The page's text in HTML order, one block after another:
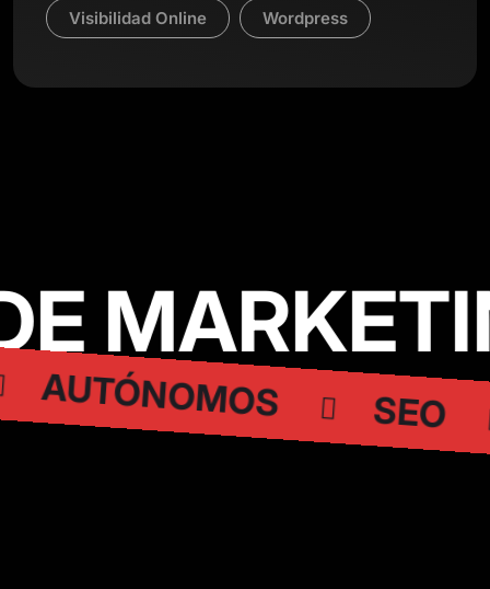
Visibilidad Online Wordpress
AUTÓNOMOS SEO